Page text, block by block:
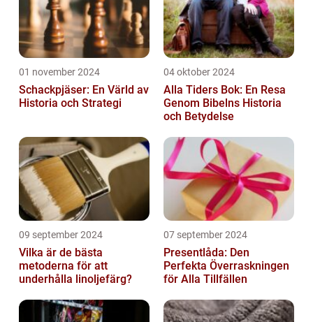
01 november 2024
Schackpjäser: En Värld av
Historia och Strategi
04 oktober 2024
Alla Tiders Bok: En Resa
Genom Bibelns Historia
och Betydelse
09 september 2024
Vilka är de bästa
metoderna för att
underhålla linoljefärg?
07 september 2024
Presentlåda: Den
Perfekta Överraskningen
för Alla Tillfällen